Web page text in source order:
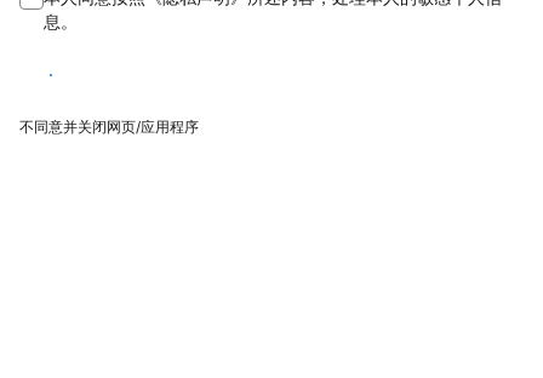
息。
同意
不同意并关闭网页/应用程序